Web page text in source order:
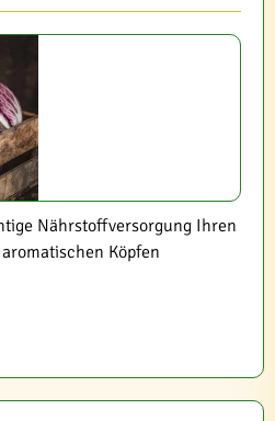
Nährstoffversorgung Ihren
Köpfen